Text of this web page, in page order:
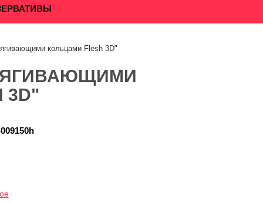
кольцами Flesh 3D"
3D"